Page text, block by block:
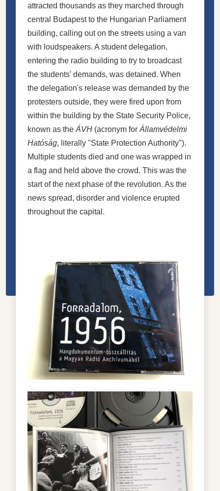
attracted thousands as they marched through
central Budapest to the Hungarian Parliament
building, calling out on the streets using a van
with loudspeakers. A student delegation,
entering the radio building to try to broadcast
the students' demands, was detained. When
the delegation's release was demanded by the
protesters outside, they were fired upon from
within the building by the State Security Police,
known as the ÁVH (acronym for Államvédelmi
Hatóság, literally "State Protection Authority").
Multiple students died and one was wrapped in
a flag and held above the crowd. This was the
start of the next phase of the revolution. As the
news spread, disorder and violence erupted
throughout the capital.